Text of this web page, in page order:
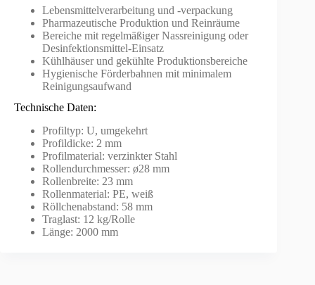
Lebensmittelverarbeitung und -verpackung
Pharmazeutische Produktion und Reinräume
Bereiche mit regelmäßiger Nassreinigung oder
Desinfektionsmittel-Einsatz
Kühlhäuser und gekühlte Produktionsbereiche
Hygienische Förderbahnen mit minimalem
Reinigungsaufwand
Technische Daten:
Profiltyp: U, umgekehrt
Profildicke: 2 mm
Profilmaterial: verzinkter Stahl
Rollendurchmesser: ø28 mm
Rollenbreite: 23 mm
Rollenmaterial: PE, weiß
Röllchenabstand: 58 mm
Traglast: 12 kg/Rolle
Länge: 2000 mm